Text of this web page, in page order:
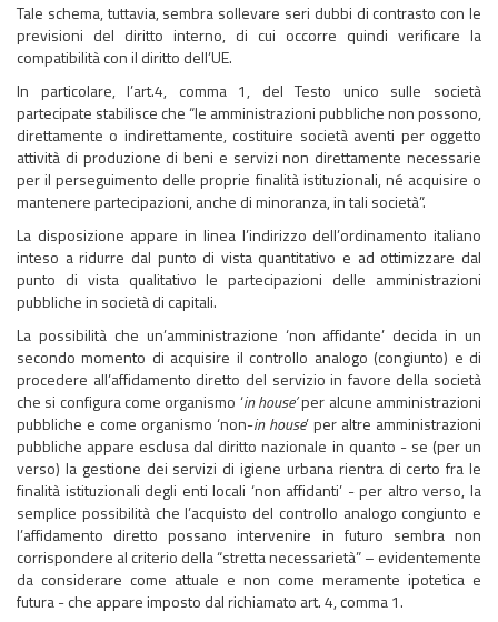
Tale schema, tuttavia, sembra sollevare seri dubbi di contrasto con le
previsioni del diritto interno, di cui occorre quindi verificare la
compatibilità con il diritto dell’UE.
In particolare, l’art.4, comma 1, del Testo unico sulle società
partecipate stabilisce che “le amministrazioni pubbliche non possono,
direttamente o indirettamente, costituire società aventi per oggetto
attività di produzione di beni e servizi non direttamente necessarie
per il perseguimento delle proprie finalità istituzionali, né acquisire o
mantenere partecipazioni, anche di minoranza, in tali società”.
La disposizione appare in linea l’indirizzo dell’ordinamento italiano
inteso a ridurre dal punto di vista quantitativo e ad ottimizzare dal
punto di vista qualitativo le partecipazioni delle amministrazioni
pubbliche in società di capitali.
La possibilità che un’amministrazione ‘non affidante’ decida in un
secondo momento di acquisire il controllo analogo (congiunto) e di
procedere all’affidamento diretto del servizio in favore della società
che si configura come organismo ‘in house’per alcune amministrazioni
pubbliche e come organismo ‘non-in house’ per altre amministrazioni
pubbliche appare esclusa dal diritto nazionale in quanto - se (per un
verso) la gestione dei servizi di igiene urbana rientra di certo fra le
finalità istituzionali degli enti locali ‘non affidanti’ - per altro verso, la
semplice possibilità che l’acquisto del controllo analogo congiunto e
l’affidamento diretto possano intervenire in futuro sembra non
corrispondere al criterio della “stretta necessarietà” – evidentemente
da considerare come attuale e non come meramente ipotetica e
futura - che appare imposto dal richiamato art. 4, comma 1.